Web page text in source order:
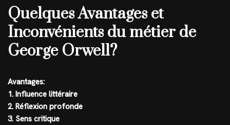
Quelques Avantages et
Inconvénients du métier de
George Orwell?
Avantages:
1. Influence littéraire
2. Réflexion profonde
3. Sens critique